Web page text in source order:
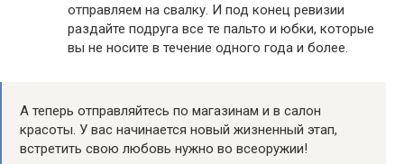
отправляем на свалку. И под конец ревизии
раздайте подруга все те пальто и юбки, которые
вы не носите в течение одного года и более.
А теперь отправляйтесь по магазинам и в салон
красоты. У вас начинается новый жизненный этап,
встретить свою любовь нужно во всеоружии!